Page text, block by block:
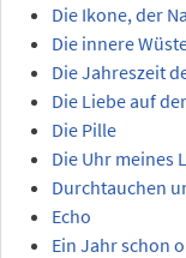
Die Ikone, der
Die innere
Die Jahreszeit
Die Liebe auf
Die Pille
Die Uhr meines
Durchtauchen
Echo
Ein Jahr schon